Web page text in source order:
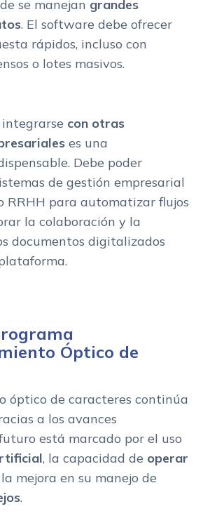
se manejan grandes
. El software debe ofrecer
rápidos, incluso con
o lotes masivos.
con otras
es una
Debe poder
de gestión empresarial
RRHH para automatizar flujos
la colaboración y la
documentos digitalizados
Óptico de
óptico de caracteres continúa
a los avances
está marcado por el uso
, la capacidad de operar
mejora en su manejo de
.